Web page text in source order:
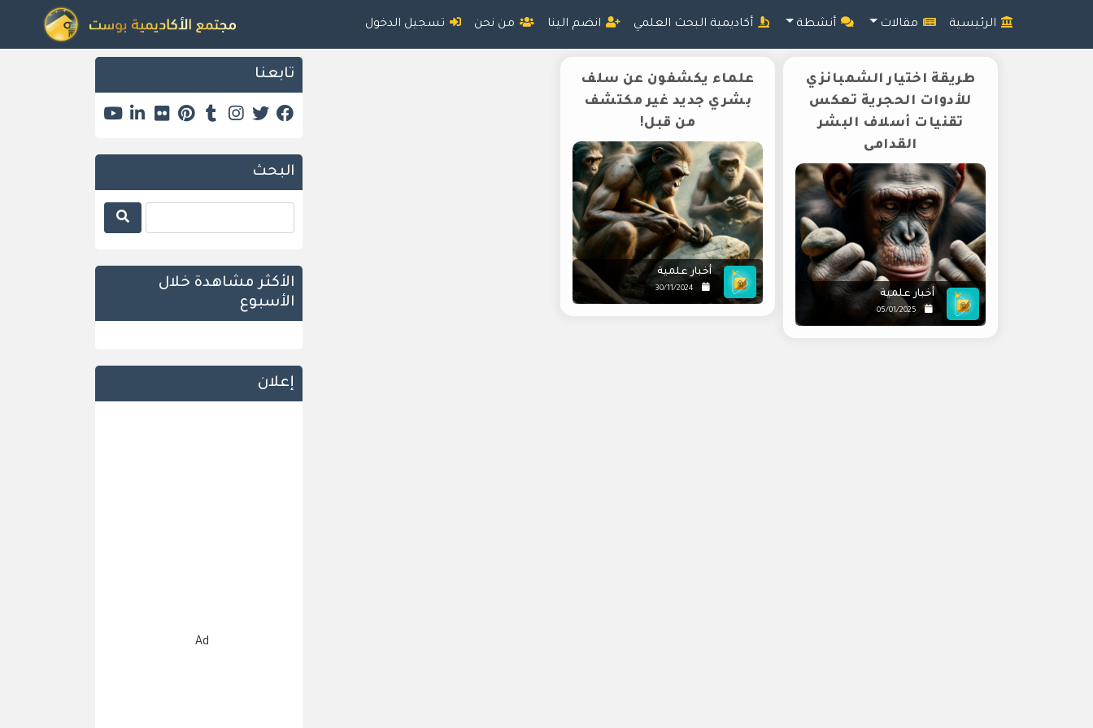
الرئيسية مقالات أنشطة أكاديمية البحث العلمي انضم الينا من نحن تسجيل الدخول
طريقة اختيار الشمبانزي
للأدوات الحجرية تعكس
تقنيات أسلاف البشر
القدامى
أخبار علمية
05/01/2025
علماء يكشفون عن سلف
بشري جديد غير مكتشف
من قبل!
أخبار علمية
30/11/2024
تابعنا
البحث
الأكثر مشاهدة خلال
الأسبوع
إعلان
Ad